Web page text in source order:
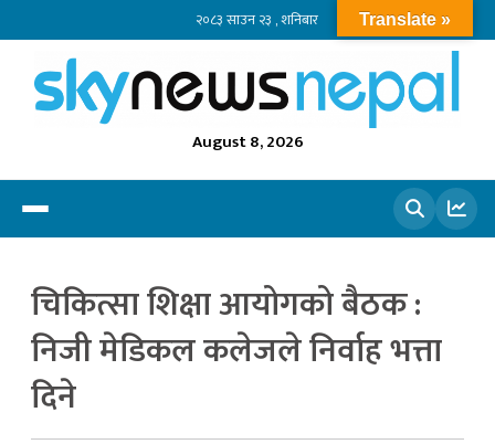
२०८३ साउन २३ , शनिबार
August 8, 2026
चिकित्सा शिक्षा आयोगको बैठक :
निजी मेडिकल कलेजले निर्वाह भत्ता
दिने
Translate »